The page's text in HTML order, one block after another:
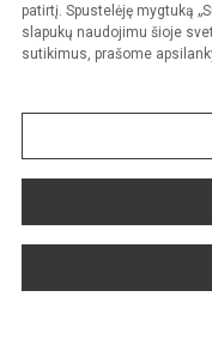
patirtį. Spustelėję mygtuką
slapukų naudojimu šioje
sutikimus, prašome
Kopijuoti turinį be
Sumanus būdas
svetainę